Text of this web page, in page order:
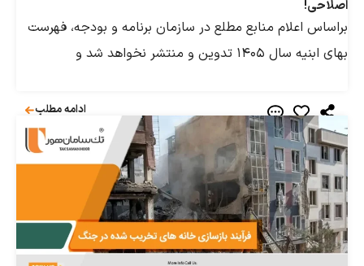
اعلام منابع مطلع در سازمان برنامه‌ و بودجه، فهرست
و منتشر نخواهد شد و
ادامه مطلب